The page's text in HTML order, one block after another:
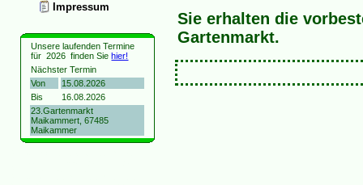
Impressum
Unsere laufenden Termine
für2026 finden Siehier!
Nächster Termin
Von
15.08.2026
Bis
16.08.2026
23.Gartenmarkt
Maikammert, 67485
Maikammer
Sie erhalten die
Gartenmarkt.